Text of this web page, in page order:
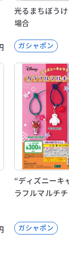
光るまちぼう
場合
ガシャポン
“ディズニーキ
ラフルマルチ
ガシャポン